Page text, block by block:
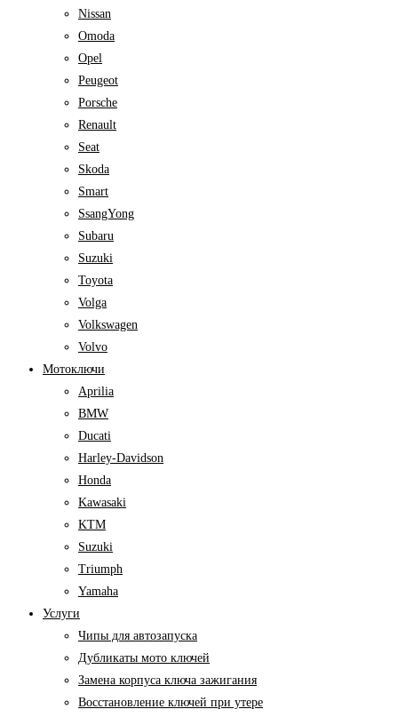
Nissan
Omoda
Opel
Peugeot
Porsche
Renault
Seat
Skoda
Smart
SsangYong
Subaru
Suzuki
Toyota
Volga
Volkswagen
Volvo
Мотоключи
Aprilia
BMW
Ducati
Harley-Davidson
Honda
Kawasaki
KTM
Suzuki
Triumph
Yamaha
Услуги
Чипы для автозапуска
Дубликаты мото ключей
Замена корпуса ключа зажигания
Восстановление ключей при утере